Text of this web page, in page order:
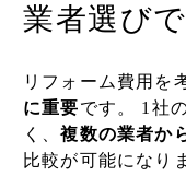
業者選び
リフォーム費用を
に重要です。 1社
く、複数の業者か
比較が可能になり